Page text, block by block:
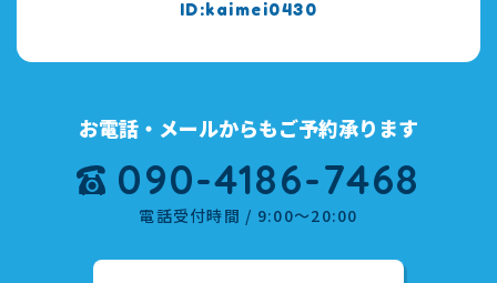
kaimei0430
お電話・メールからもご予約承ります
090-4186-7468
電話受付時間 / 9:00～20:00